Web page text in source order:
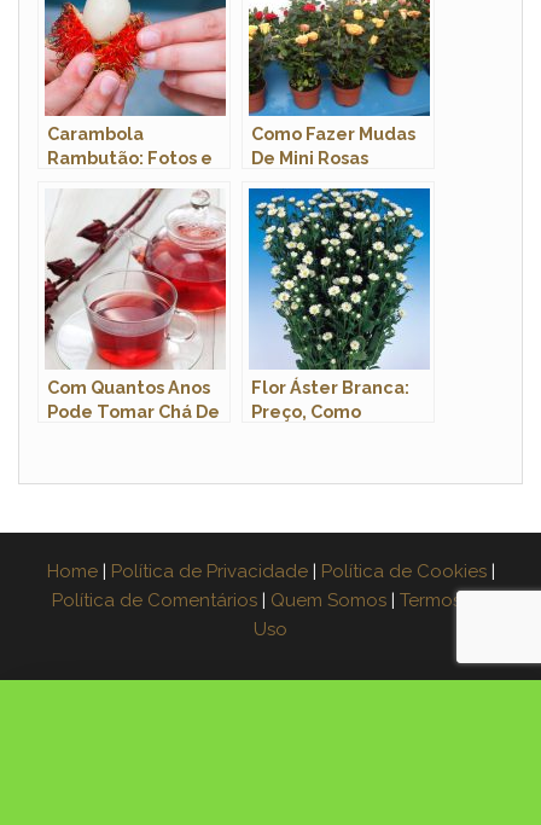
Carambola
Rambutão: Fotos e
Como Fazer Mudas
De Mini Rosas
Com Quantos Anos
Pode Tomar Chá De
Flor Áster Branca:
Preço, Como
Home | Política de Privacidade | Política de Cookies |
Política de Comentários | Quem Somos | Termos de
Uso